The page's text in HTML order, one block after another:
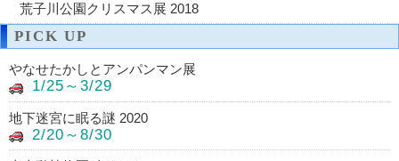
荒子川公園クリスマス展 2018
PICK UP
やなせたかしとアンパンマン展
1/25～3/29
地下迷宮に眠る謎 2020
2/20～8/30